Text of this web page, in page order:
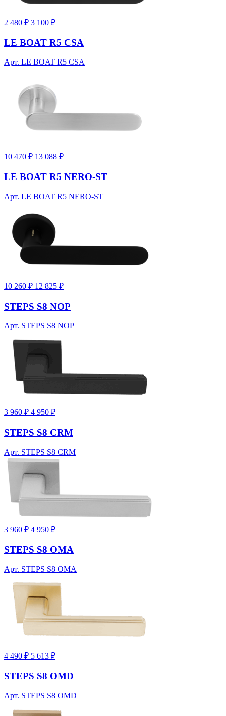
2 480 ₽ 3 100 ₽
LE BOAT R5 CSA
Арт. LE BOAT R5 CSA
10 470 ₽ 13 088 ₽
LE BOAT R5 NERO-ST
Арт. LE BOAT R5 NERO-ST
10 260 ₽ 12 825 ₽
STEPS S8 NOP
Арт. STEPS S8 NOP
3 960 ₽ 4 950 ₽
STEPS S8 CRM
Арт. STEPS S8 CRM
3 960 ₽ 4 950 ₽
STEPS S8 OMA
Арт. STEPS S8 OMA
4 490 ₽ 5 613 ₽
STEPS S8 OMD
Арт. STEPS S8 OMD